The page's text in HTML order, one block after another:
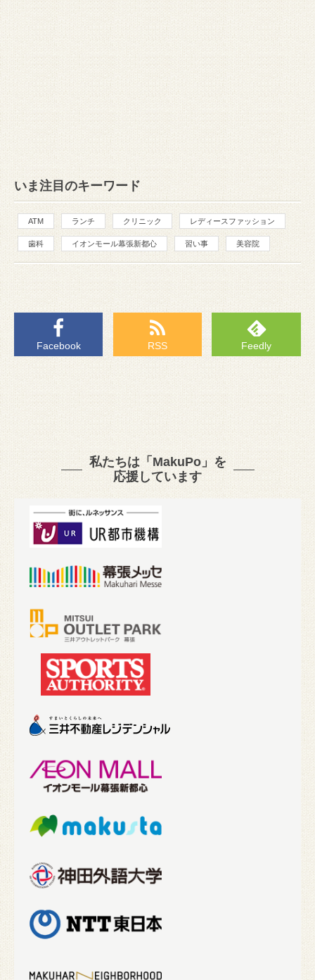
いま注目のキーワード
ATM ランチ クリニック レディースファッション
歯科 イオンモール幕張新都心 習い事 美容院
Facebook RSS Feedly
私たちは「MakuPo」を
応援しています